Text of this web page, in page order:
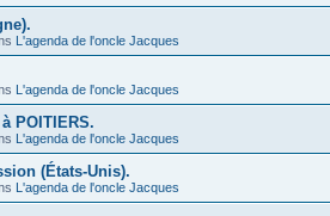
L'agenda de l'oncle Jacques
L'agenda de l'oncle Jacques
POITIERS.
L'agenda de l'oncle Jacques
(États-Unis).
L'agenda de l'oncle Jacques